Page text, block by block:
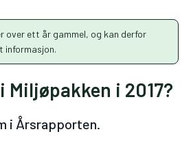
over ett år gammel, og kan derfor
informasjon.
Miljøpakken i 2017?
i Årsrapporten.